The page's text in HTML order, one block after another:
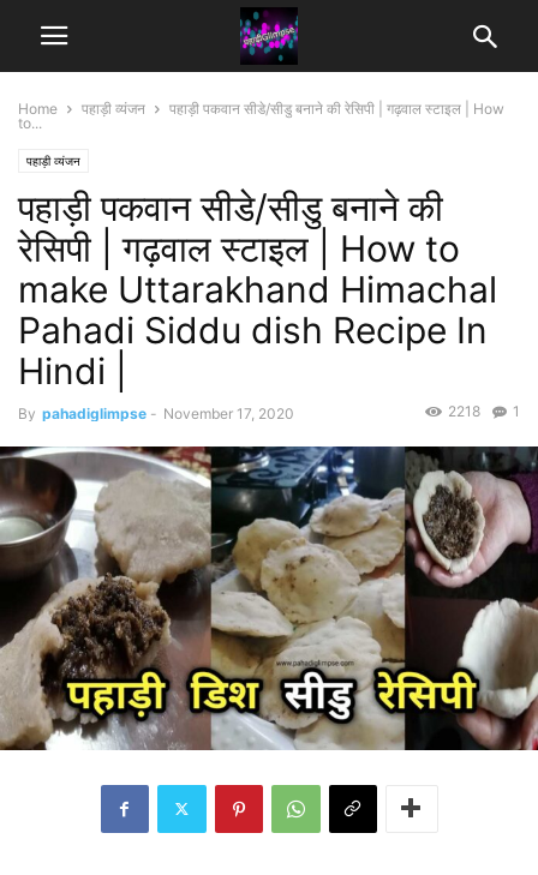
Home पहाड़ी व्यंजन
पहाड़ी पकवान सीडे/सीडु बनाने की रेसिपी | गढ़वाल स्टाइल | How
to...
पहाड़ी व्यंजन
पहाड़ी पकवान सीडे/सीडु बनाने की
रेसिपी | गढ़वाल स्टाइल | How to
make Uttarakhand Himachal
Pahadi Siddu dish Recipe In
Hindi |
By pahadiglimpse - November 17, 2020 1
2218